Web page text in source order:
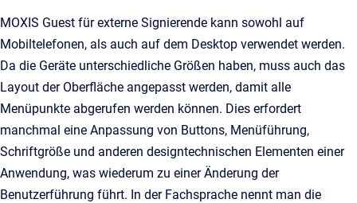
MOXIS Guest für externe Signierende kann sowohl auf
Mobiltelefonen, als auch auf dem Desktop verwendet werden.
Da die Geräte unterschiedliche Größen haben, muss auch das
Layout der Oberfläche angepasst werden, damit alle
Menüpunkte abgerufen werden können. Dies erfordert
manchmal eine Anpassung von Buttons, Menüführung,
Schriftgröße und anderen designtechnischen Elementen einer
Anwendung, was wiederum zu einer Änderung der
Benutzerführung führt. In der Fachsprache nennt man die